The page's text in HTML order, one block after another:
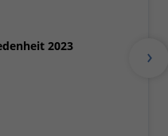
2023